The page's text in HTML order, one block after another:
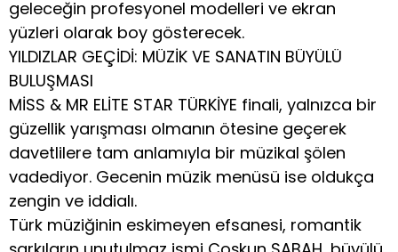
geleceğin profesyonel modelleri ve ekran
yüzleri olarak boy gösterecek.
YILDIZLAR GEÇİDİ: MÜZİK VE SANATIN BÜYÜLÜ
BULUŞMASI
MİSS & MR ELİTE STAR TÜRKİYE finali, yalnızca bir
güzellik yarışması olmanın ötesine geçerek
davetlilere tam anlamıyla bir müzikal şölen
vadediyor. Gecenin müzik menüsü ise oldukça
zengin ve iddialı.
Türk müziğinin eskimeyen efsanesi, romantik